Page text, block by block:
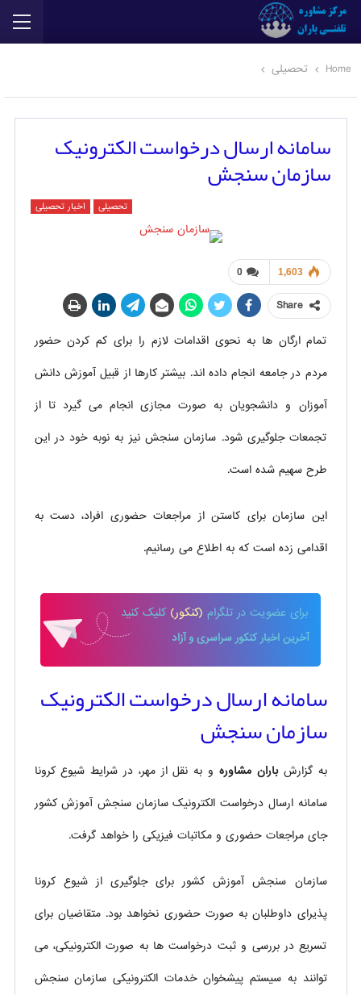
Home تحصیلی
سامانه ارسال درخواست الکترونیک
سازمان سنجش
تحصیلی اخبار تحصیلی
0 1,603
Share
تمام ارگان ها به نحوی اقدامات لازم را برای کم کردن حضور
مردم در جامعه انجام داده اند. بیشتر کارها از قبیل آموزش دانش
آموزان و دانشجویان به صورت مجازی انجام می گیرد تا از
تجمعات جلوگیری شود. سازمان سنجش نیز به نوبه خود در این
طرح سهیم شده است.
این سازمان برای کاستن از مراجعات حضوری افراد، دست به
اقدامی زده است که به اطلاع می رسانیم.
برای عضویت در تلگرام (کنکور) کلیک کنید
آخرین اخبار کنکور سراسری و آزاد
سامانه ارسال درخواست الکترونیک
سازمان سنجش
به گزارشباران مشاوره و به نقل از مهر، در شرایط شیوع کرونا
سامانه ارسال درخواست الکترونیک سازمان سنجش آموزش کشور
جای مراجعات حضوری و مکاتبات فیزیکی را خواهد گرفت.
سازمان سنجش آموزش کشور برای جلوگیری از شیوع کرونا
پذیرای داوطلبان به صورت حضوری نخواهد بود. متقاضیان برای
تسریع در بررسی و ثبت درخواست ها به صورت الکترونیکی، می
توانند به سیستم پیشخوان خدمات الکترونیکی سازمان سنجش